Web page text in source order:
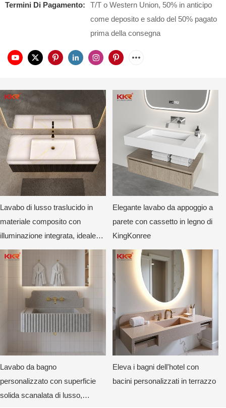
Termini Di Pagamento:
T/T o Western Union, 50% in anticipo
come deposito e saldo del 50% pagato
prima della consegna
Lavabo di lusso traslucido in
materiale composito con
illuminazione integrata, ideale
per hotel e ville.
Elegante lavabo da appoggio a
parete con cassetto in legno di
KingKonree
Lavabo da bagno
personalizzato con superficie
solida scanalata di lusso,
Eleva i bagni dell'hotel con
bacini personalizzati in terrazzo